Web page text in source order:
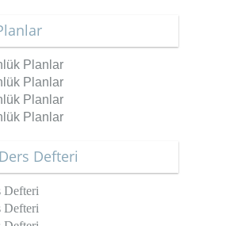
Planlar
Planlar
Planlar
Planlar
Defteri
Defteri
Defteri